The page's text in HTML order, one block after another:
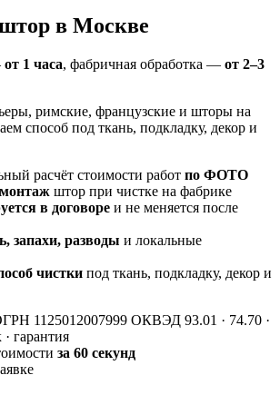
в Москве
от 1 часа, фабричная обработка — от 2–3
римские, французские и шторы на
способ под ткань, подкладку, декор и
расчёт стоимости работ по ФОТО
штор при чистке на фабрике
в договоре и не меняется после
запахи, разводы и локальные
чистки под ткань, подкладку, декор и
1125012007999 ОКВЭД 93.01 · 74.70 ·
гарантия
за 60 секунд